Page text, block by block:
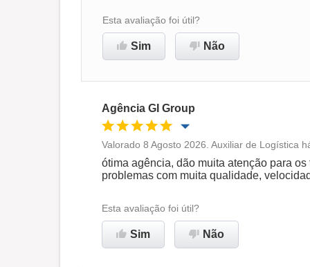
Recomenda esta empresa
Esta avaliação foi útil?
Sim Não
Agência GI Group
Oportunidade de promoção
Recomenda esta empresa
Valorado 8 Agosto 2026. Auxiliar de Logística
ótima agência, dão muita atenção para
problemas com muita qualidade,
Esta avaliação foi útil?
Sim Não